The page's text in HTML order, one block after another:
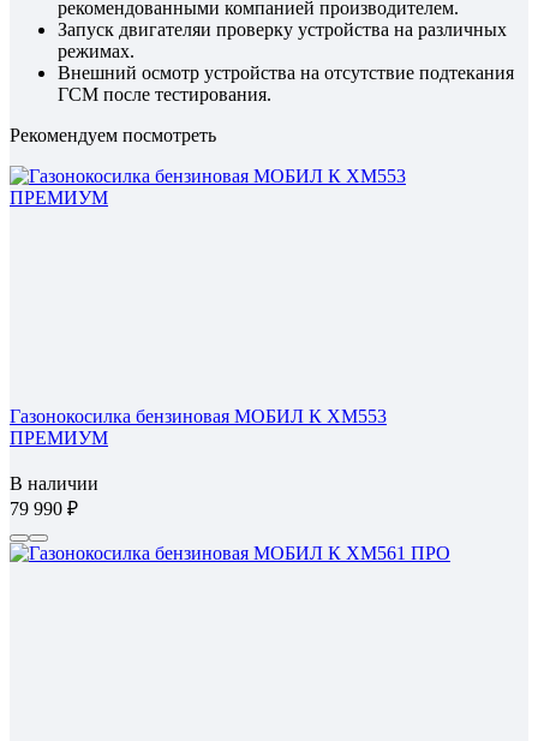
рекомендованными компанией производителем.
Запуск двигателяи проверку устройства на различных
режимах.
Внешний осмотр устройства на отсутствие подтекания
ГСМ после тестирования.
Рекомендуем посмотреть
Газонокосилка бензиновая МОБИЛ К XM553
ПРЕМИУМ
В наличии
79 990